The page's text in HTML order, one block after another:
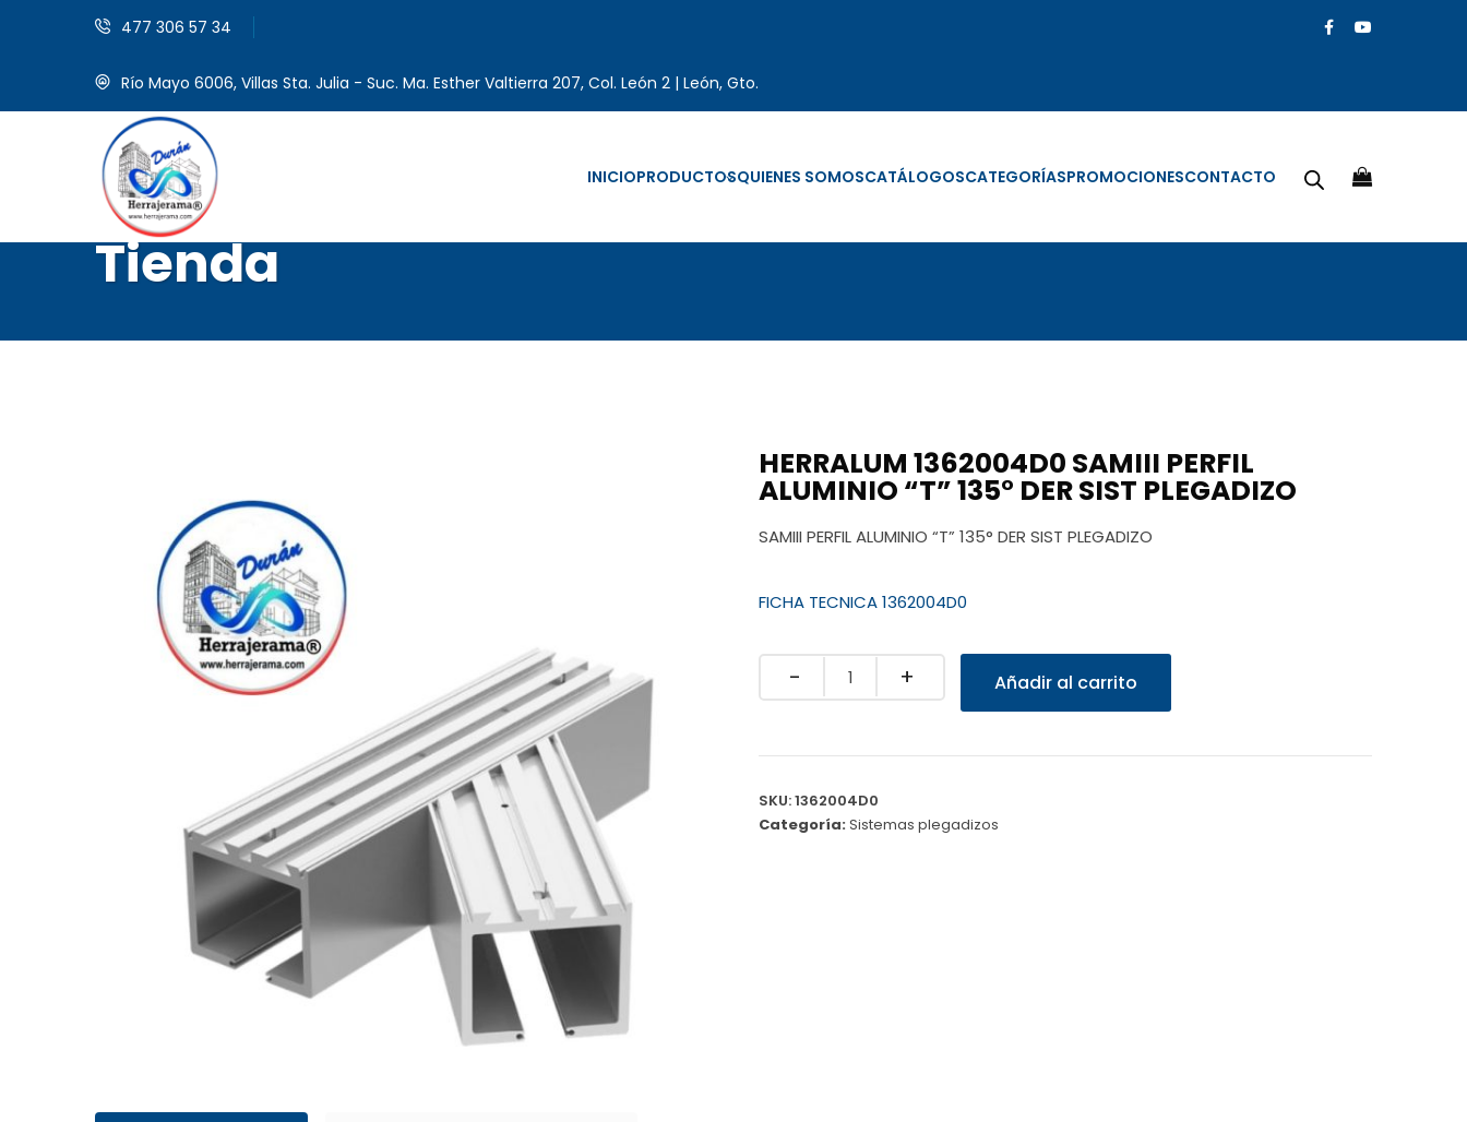
477 306 57 34
Río Mayo 6006, Villas Sta. Julia - Suc. Ma. Esther Valtierra 207, Col. León 2 | León, Gto.
INICIOPRODUCTOSQUIENES SOMOSCATÁLOGOSCATEGORÍASPROMOCIONESCONTACTO
Tienda
HERRALUM 1362004D0 SAMIII PERFIL
ALUMINIO “T” 135° DER SIST PLEGADIZO
SAMIII PERFIL ALUMINIO “T” 135° DER SIST PLEGADIZO
FICHA TECNICA 1362004D0
Quantity Añadir al carrito
SKU:1362004D0
Categoría:Sistemas plegadizos